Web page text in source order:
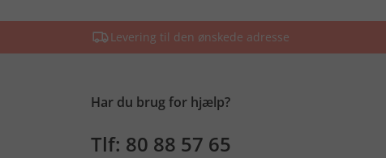
Levering til den ønskede adresse
Har du brug for hjælp?
Tlf: 80 88 57 65